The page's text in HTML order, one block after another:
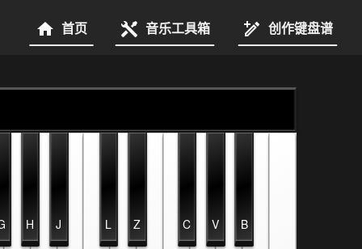
首页 音乐工具箱 创作键盘谱
H J L Z C V B